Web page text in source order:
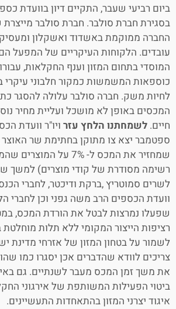
ביום רביעי שעבר, התקיים דיון בוועדת
בסגירת חברת סולבר. חברת סולבר
עובדים. הלקוחות העיקריים של המפעל הם
המוסדי בתחום המזון וענף החקלאות,
כוספאות המשמשות כמקור חלבוני עיקרי
לחיות משק. חברה סולבר עלולה להסגר
המכסים באופן לא מושכל ועליית מחיר
חיים. לשמחתנו הלחץ עזר ויו"ר וועדת
ספטמבר יצא צו מתוקן בחתימת שר
שמחזיר את המכס ל- 7% על
רשימה מסודרת של קודי מוצרים) למשך
לשרים סמוטריץ ,ברקת ודיכטר, לחברי
וועדת הכספים הרב משה גפני וכן לחברי
שפעלו נמרצות לבטל את הורדת המכס,
רציפות הייצור המקומי ללא תלות מוחלטת
לשמור על בטחון המזון של אזרחי מדינת
צריכים לוודא שהדברים אכן יסגרו כמו
את משך זמן המכס מעבר לשנתיים. גם
ביטוי הפעילות המשותפת של אירגוני
איגוד יצרני המזון בהתאחדות התעשיינים.